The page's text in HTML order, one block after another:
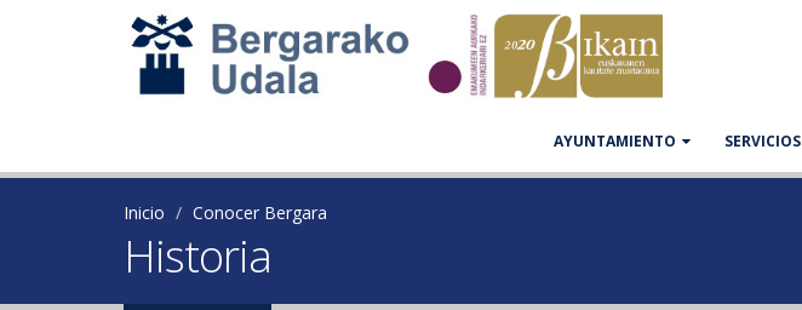
AYUNTAMIENTO
Inicio Conocer Bergara
Historia